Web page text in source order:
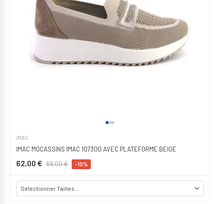
IMAC
IMAC MOCASSINS IMAC 107300 AVEC PLATEFORME BEIGE
62,00 € 69,00 € -10%